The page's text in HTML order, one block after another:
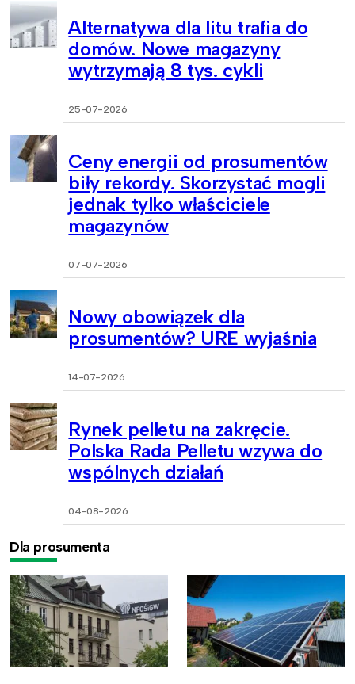
Alternatywa dla litu trafia do
domów. Nowe magazyny
wytrzymają 8 tys. cykli
25-07-2026
Ceny energii od prosumentów
biły rekordy. Skorzystać mogli
jednak tylko właściciele
magazynów
07-07-2026
Nowy obowiązek dla
prosumentów? URE wyjaśnia
14-07-2026
Rynek pelletu na zakręcie.
Polska Rada Pelletu wzywa do
wspólnych działań
04-08-2026
Dla prosumenta